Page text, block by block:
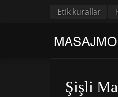
Etik kurallar
Şişli